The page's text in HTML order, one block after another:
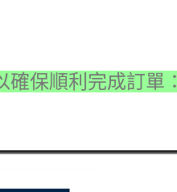
確保順利完成訂單：